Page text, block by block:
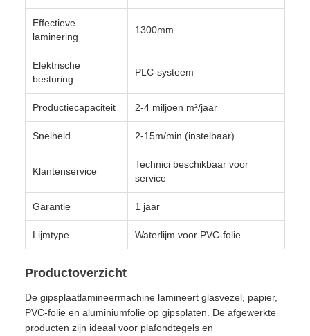
Effectieve
laminering
1300mm
Elektrische
besturing
PLC-systeem
Productiecapaciteit 2-4 miljoen m²/jaar
Snelheid 2-15m/min (instelbaar)
Klantenservice
Technici beschikbaar voor
service
Garantie 1 jaar
Lijmtype Waterlijm voor PVC-folie
Productoverzicht
De gipsplaatlamineermachine lamineert glasvezel, papier,
PVC-folie en aluminiumfolie op gipsplaten. De afgewerkte
producten zijn ideaal voor plafondtegels en